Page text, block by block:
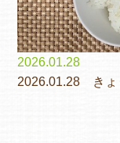
2026.01.28
2026.01.28 きょ